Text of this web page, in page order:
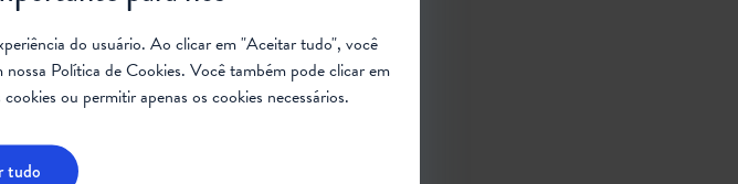
do usuário. Ao clicar em "Aceitar tudo", você
Política de Cookies. Você também pode clicar em
ou permitir apenas os cookies necessários.
tudo